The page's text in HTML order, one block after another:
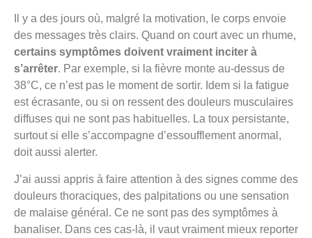
Il y a des jours où, malgré la motivation, le corps envoie
des messages très clairs. Quand on court avec un rhume,
certains symptômes doivent vraiment inciter à
s’arrêter. Par exemple, si la fièvre monte au-dessus de
38°C, ce n’est pas le moment de sortir. Idem si la fatigue
est écrasante, ou si on ressent des douleurs musculaires
diffuses qui ne sont pas habituelles. La toux persistante,
surtout si elle s’accompagne d’essoufflement anormal,
doit aussi alerter.
J’ai aussi appris à faire attention à des signes comme des
douleurs thoraciques, des palpitations ou une sensation
de malaise général. Ce ne sont pas des symptômes à
banaliser. Dans ces cas-là, il vaut vraiment mieux reporter